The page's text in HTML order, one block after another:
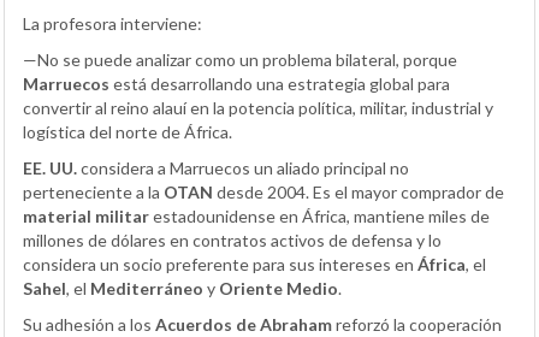
La profesora interviene:
—No se puede analizar como un problema bilateral, porque
Marruecos está desarrollando una estrategia global para
convertir al reino alauí en la potencia política, militar, industrial y
logística del norte de África.
EE. UU.considera a Marruecos un aliado principal no
perteneciente a la OTAN desde 2004. Es el mayor comprador de
material militarestadounidense en África, mantiene miles de
millones de dólares en contratos activos de defensa y lo
considera un socio preferente para sus intereses en África, el
Sahel, el Mediterráneo y Oriente Medio.
Su adhesión a los Acuerdos de Abrahamreforzó la cooperación